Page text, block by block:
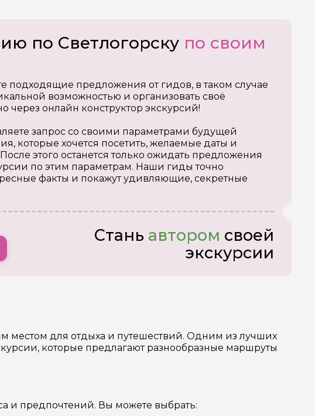
по Светлогорску по своим
подходящие предложения от гидов, в таком случае
возможностью и организовать своё
через онлайн конструктор экскурсий!
запрос со своими параметрами будущей
которые хочется посетить, желаемые даты и
этого останется только ожидать предложения
по этим параметрам. Наши гиды точно
факты и покажут удивляющие, секретные
Стань автором своей
экскурсии
местом для отдыха и путешествий. Одним из лучших
которые предлагают разнообразные маршруты
и предпочтений. Вы можете выбрать: